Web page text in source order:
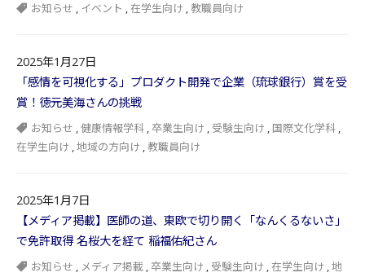
お知らせ , イベント ,在学生向け , 教職員向け
2025年1月27日
「感情を可視化する」プロダクト開発で企業（琉球銀行）賞を受
賞！徳元美海さんの挑戦
お知らせ ,健康情報学科 ,卒業生向け , 受験生向け , 国際文化学科 ,
在学生向け ,地域の方向け , 教職員向け
2025年1月7日
【メディア掲載】医師の道、東欧で切り開く「なんくるないさ」
で免許取得 名桜大を経て 稲福佑紀さん
お知らせ , メディア掲載 ,卒業生向け , 受験生向け ,在学生向け ,地